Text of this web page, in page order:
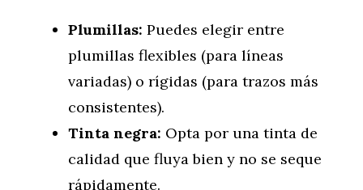
Plumillas: Puedes elegir entre
plumillas flexibles (para líneas
variadas) o rígidas (para trazos más
consistentes).
Tinta negra: Opta por una tinta de
calidad que fluya bien y no se seque
rápidamente.